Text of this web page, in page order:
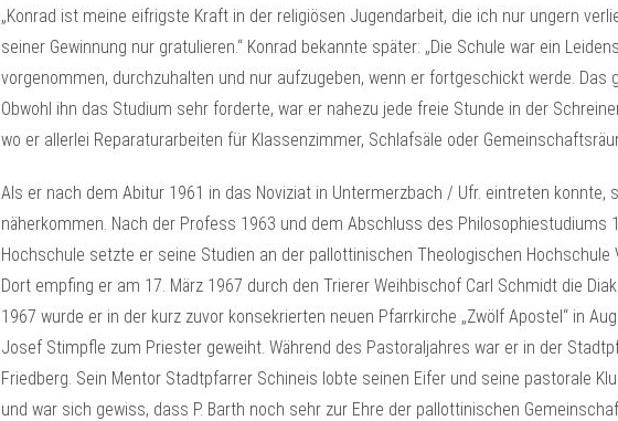
„Konrad ist meine eifrigste Kraft in der religiösen Jugendarbeit, die ich nur ungern
seiner Gewinnung nur gratulieren.“ Konrad bekannte später: „Die Schule war ein
vorgenommen, durchzuhalten und nur aufzugeben, wenn er fortgeschickt werde. Das
Obwohl ihn das Studium sehr forderte, war er nahezu jede freie Stunde in der
wo er allerlei Reparaturarbeiten für Klassenzimmer, Schlafsäle oder
Als er nach dem Abitur 1961 in das Noviziat in Untermerzbach / Ufr. eintreten konnte,
näherkommen. Nach der Profess 1963 und dem Abschluss des Philosophiestudiums
Hochschule setzte er seine Studien an der pallottinischen Theologischen Hochschule
Dort empfing er am 17. März 1967 durch den Trierer Weihbischof Carl Schmidt die
1967 wurde er in der kurz zuvor konsekrierten neuen Pfarrkirche „Zwölf Apostel“ in
Josef Stimpfle zum Priester geweiht. Während des Pastoraljahres war er in der
Friedberg. Sein Mentor Stadtpfarrer Schineis lobte seinen Eifer und seine pastorale
und war sich gewiss, dass P. Barth noch sehr zur Ehre der pallottinischen